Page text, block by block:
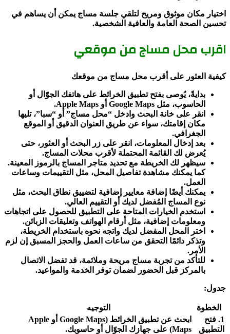
اختيار مكان موثوق ومريح لتلقي جلسة مساج يمكن أن يساهم في
تحسين الصحة العامة والعافية الشخصية.
اقرب محل مساج من موقعي
كيفية العثور على أقرب محل مساج من موقعك
بدايةً، يُوصى بفتح تطبيق الخرائط على هاتفك الجوّال أو
الحاسوب، مثل Google Maps أو Apple Maps.
انقر على خانة البحث وادخل “محل مساج” أو “سبا”، تليها
مكان إقامتك، سواء عن طريق العنوان الدقيق أو الموقع
الجغرافي.
بعد إدخال المعلومات، انقر على زر البحث أو العثور، حتى
يُعرض لك القائمة المحتملة لأقرب محلات المساج.
سيظهر لك الخريطة مع تحديد متاجر المساج بالرموز المعينة.
كما يمكنك مشاهدة تفاصيل المحل، مثل التقييمات وساعات
العمل.
يمكنك أيضًا إضافة معايير إضافية لتضييق نطاق البحث، مثل
نوع المساج المُفضل لديك أو التقييم العالي.
استخدم الخيارات المتاحة على التطبيق للحصول على اتجاهات
ومعلومات إضافية، مثل أرقام الهواتف وتعليقات الزبائن.
اختر المحل المفضل لديك واتجه نحوه باستخدام الخريطة،
وتذكر دائمًا التحقق من ساعات العمل والحجز المسبق إن لزم
الأمر.
للتأكد من تجربة مساج مريحة وملائمة، قد تفضل الاتصال
بالمركز قبل الحضور لضمان توفر الخدمة والمواعيد.
جدول:
الخطوة
التوجيه
1. فتح
التطبيق
ابحث عن تطبيق الخرائط (Google Maps أو Apple
Maps) على جهازك الجوّال أو حاسوبك.